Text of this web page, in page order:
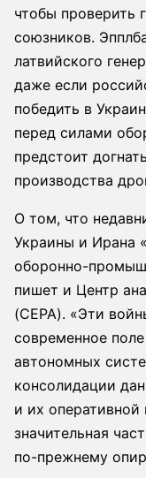
чтобы проверить
союзников.
латвийского
даже если
победить в
перед силами
предстоит
производства
О том, что
Украины и Ирана
оборонно-
пишет и Центр
(CEPA). «Эти
современное
автономных
консолидации
и их
значительная
по-прежнему